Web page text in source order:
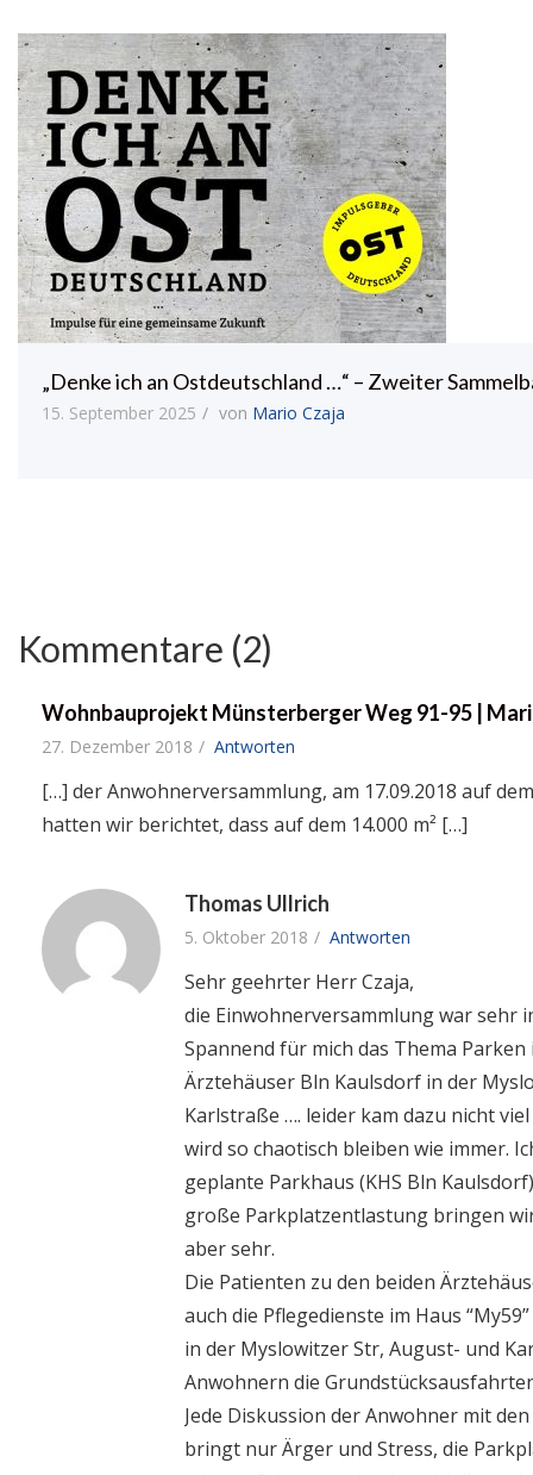
„Denke ich an Ostdeutschland …“ – Zweiter
15. September 2025 von Mario Czaja
Kommentare (2)
Wohnbauprojekt Münsterberger Weg 91-95 |
27. Dezember 2018 Antworten
[…] der Anwohnerversammlung, am 17.09.2018 auf
hatten wir berichtet, dass auf dem 14.000 m² […]
Thomas Ullrich
5. Oktober 2018 Antworten
Sehr geehrter Herr Czaja,
die Einwohnerversammlung war sehr
Spannend für mich das Thema
Ärztehäuser Bln Kaulsdorf in der
Karlstraße …. leider kam dazu nicht
wird so chaotisch bleiben wie immer.
geplante Parkhaus (KHS Bln
große Parkplatzentlastung bringen
aber sehr.
Die Patienten zu den beiden
auch die Pflegedienste im Haus
in der Myslowitzer Str, August- und
Anwohnern die
Jede Diskussion der Anwohner mit
bringt nur Ärger und Stress, die